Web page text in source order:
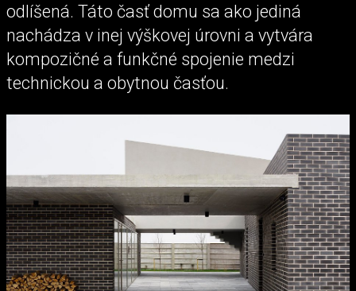
odlíšená. Táto časť domu sa ako jediná
nachádza v inej výškovej úrovni a vytvára
kompozičné a funkčné spojenie medzi
technickou a obytnou časťou.